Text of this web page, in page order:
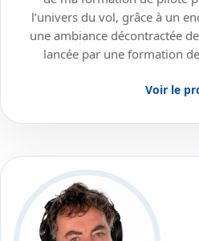
l’univers du vol, grâce à un
une ambiance décontractée
lancée par une formation
Voir le